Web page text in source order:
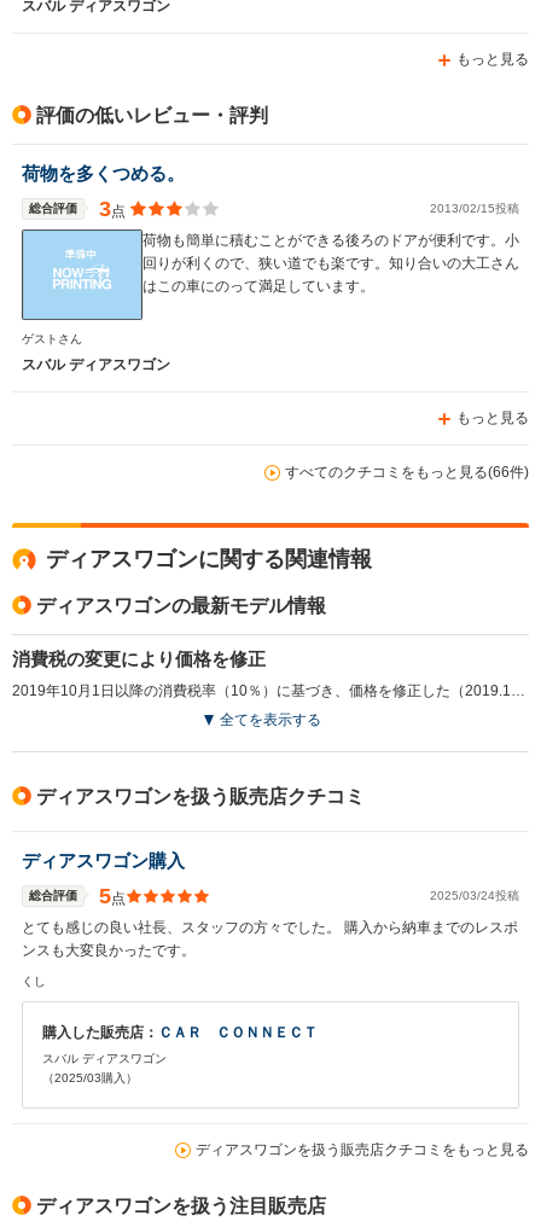
スバル ディアスワゴン
もっと見る
評価の低いレビュー・評判
荷物を多くつめる。
総合評価 3点 2013/02/15投稿
荷物も簡単に積むことができる後ろのドアが便利です。小
回りが利くので、狭い道でも楽です。知り合いの大工さん
はこの車にのって満足しています。
ゲストさん
スバル ディアスワゴン
もっと見る
すべてのクチコミをもっと見る(66件)
ディアスワゴンに関する関連情報
ディアスワゴンの最新モデル情報
消費税の変更により価格を修正
全てを表示する
ディアスワゴンを扱う販売店クチコミ
ディアスワゴン購入
総合評価 5点 2025/03/24投稿
とても感じの良い社長、スタッフの方々でした。 購入から納車までのレスポ
ンスも大変良かったです。
くし
購入した販売店： ＣＡＲ ＣＯＮＮＥＣＴ
スバル ディアスワゴン
（2025/03購入）
ディアスワゴンを扱う販売店クチコミをもっと見る
ディアスワゴンを扱う注目販売店